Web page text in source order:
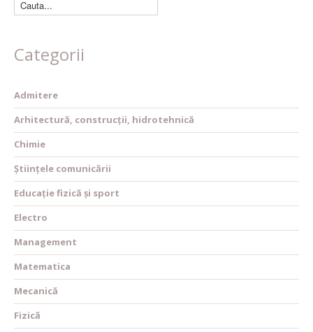
Categorii
Admitere
Arhitectură, construcții, hidrotehnică
Chimie
Științele comunicării
Educație fizică și sport
Electro
Management
Matematica
Mecanică
Fizică